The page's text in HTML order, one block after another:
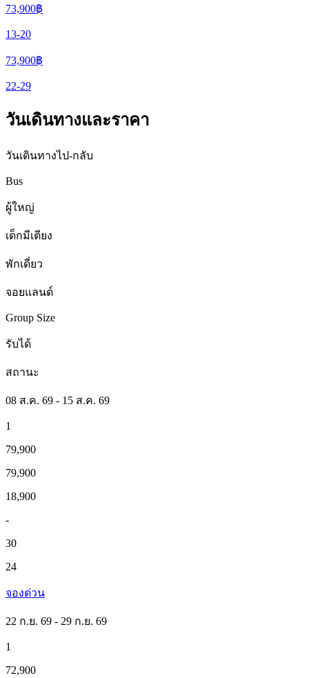
73,900฿
13-20
73,900฿
22-29
วันเดินทางและราคา
วันเดินทางไป-กลับ
Bus
ผู้ใหญ่
เด็กมีเตียง
พักเดี่ยว
จอยแลนด์
Group Size
รับได้
สถานะ
08 ส.ค. 69 - 15 ส.ค. 69
1
79,900
79,900
18,900
-
30
24
จองด่วน
22 ก.ย. 69 - 29 ก.ย. 69
1
72,900